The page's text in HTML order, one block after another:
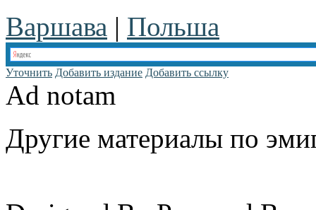
Варшава | Польша
Уточнить Добавить издание Добавить ссылку
Ad notam
Другие материалы по